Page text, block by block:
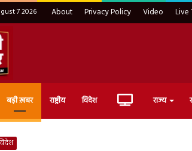
7 2026 About Privacy Policy Video Live
बड़ी ख़बर राष्ट्रीय विदेश Live राज्य